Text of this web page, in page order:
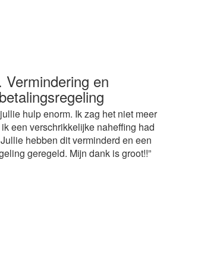
Vermindering en
betalingsregeling
hulp enorm. Ik zag het niet meer
een verschrikkelijke naheffing had
hebben dit verminderd en een
geregeld. Mijn dank is groot!!”
.. Snelle service
voor de snelle afwikkeling van
Op advies van mijn buurvrouw heb ik
van jullie diensten. De adviseur
jaar weer terugkomen! Grt.